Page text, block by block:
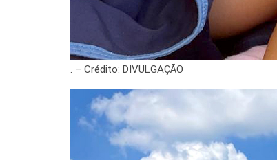
. – Crédito: DIVULGAÇÃO